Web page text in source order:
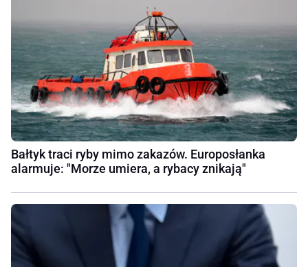
Bałtyk traci ryby mimo zakazów. Europosłanka
alarmuje: "Morze umiera, a rybacy znikają"